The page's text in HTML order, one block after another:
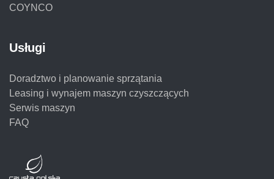
COYNCO
Usługi
Doradztwo i planowanie sprzątania
Leasing i wynajem maszyn czyszczących
Serwis maszyn
FAQ